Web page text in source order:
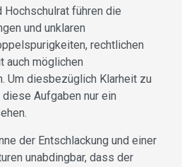
führen die
und unklaren
rechtlichen
auch möglichen
Um diesbezüglich Klarheit zu
Aufgaben nur ein
der Entschlackung und einer
unabdingbar, dass der